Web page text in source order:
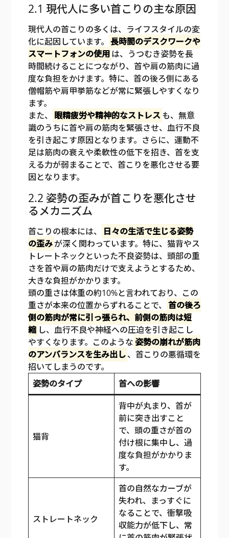
2.1 現代人に多い首こりの主な原因
現代人の首こりの多くは、ライフスタイルの変
化に起因しています。 長時間のデスクワークや
スマートフォンの使用は、うつむき姿勢を長
時間続けることにつながり、首や肩の筋肉に過
度な負担をかけます。特に、首の後ろ側にある
僧帽筋や肩甲挙筋などが常に緊張しやすくなり
ます。
また、
眼精疲労や精神的なストレスも、無意
識のうちに首や肩の筋肉を緊張させ、血行不良
を引き起こす原因となります。さらに、運動不
足は筋肉の衰えや柔軟性の低下を招き、首を支
える力が弱まることで、首こりを悪化させる要
因となります。
2.2 姿勢の歪みが首こりを悪化させ
るメカニズム
首こりの根本には、
日々の生活で生じる姿勢
の歪みが深く関わっています。特に、猫背やス
トレートネックといった不良姿勢は、頭部の重
さを首や肩の筋肉だけで支えようとするため、
大きな負担がかかります。
頭の重さは体重の約10%と言われており、この
重さが本来の位置からずれることで、 首の後ろ
側の筋肉が常に引っ張られ、前側の筋肉は短
縮 し、血行不良や神経への圧迫を引き起こし
やすくなります。このような 姿勢の崩れが筋肉
のアンバランスを生み出し、首こりの悪循環を
招いてしまうのです。
姿勢のタイプ
首への影響
猫背
背中が丸まり、首が
前に突き出すこと
で、頭の重さが首の
付け根に集中し、過
度な負担がかかりま
す。
ストレートネック
首の自然なカーブが
失われ、まっすぐに
なることで、衝撃吸
収能力が低下し、常